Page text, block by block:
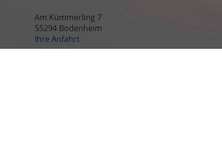
Am Kümmerling 7
55294 Bodenheim
Ihre Anfahrt